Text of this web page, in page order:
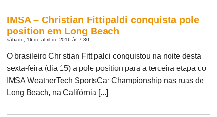
IMSA – Christian Fittipaldi conquista pole
position em Long Beach
sábado, 16 de abril de 2016 às 7:30
O brasileiro Christian Fittipaldi conquistou na noite desta
sexta-feira (dia 15) a pole position para a terceira etapa do
IMSA WeatherTech SportsCar Championship nas ruas de
Long Beach, na Califórnia [...]